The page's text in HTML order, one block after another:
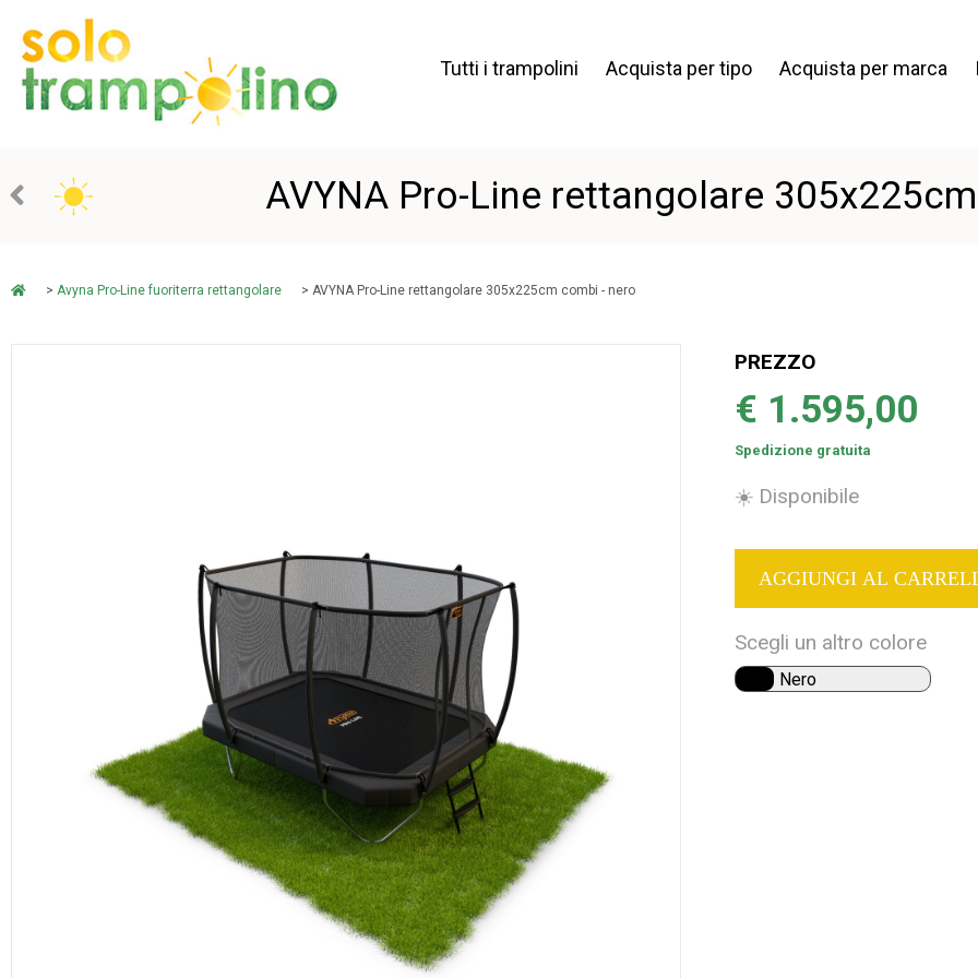
Tutti i trampolini Acquista per tipo Acquista per marca
AVYNA Pro-Line rettangolare
> Avyna Pro-Line fuoriterra rettangolare > AVYNA Pro-Line rettangolare 305x225cm combi - nero
PREZZO
€ 1.595,00
Spedizione gratuita
☀️ Disponibile
AGGIUNGI AL
Scegli un altro colore
Nero